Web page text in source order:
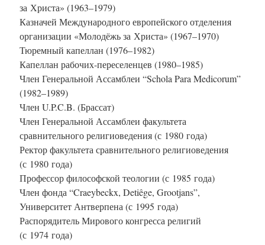
за Христа» (1963–1979)
Казначей Международного европейского отделения
организации «Молодёжь за Христа» (1967–1970)
Тюремный капеллан (1976–1982)
Капеллан рабочих-переселенцев (1980–1985)
Член Генеральной Ассамблеи “Schola Para Medicorum”
(1982–1989)
Член U.P.C.B. (Брассат)
Член Генеральной Ассамблеи факультета
сравнительного религиоведения (с 1980 года)
Ректор факультета сравнительного религиоведения
(с 1980 года)
Профессор философской теологии (с 1985 года)
Член фонда “Craeybeckx, Detiêge, Grootjans”,
Университет Антверпена (с 1995 года)
Распорядитель Мирового конгресса религий
(с 1974 года)